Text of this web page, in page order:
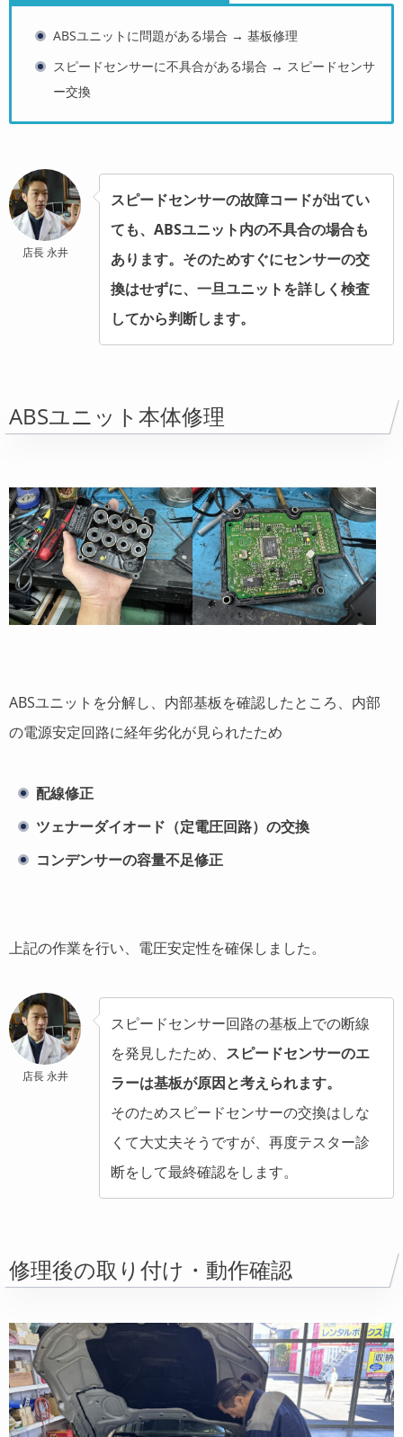
ABSユニットに問題がある場合 → 基板修理
スピードセンサーに不具合がある場合 → スピードセンサ
ー交換
店長 永井
スピードセンサーの故障コードが出てい
ても、ABSユニット内の不具合の場合も
あります。そのためすぐにセンサーの交
換はせずに、一旦ユニットを詳しく検査
してから判断します。
ABSユニット本体修理
ABSユニットを分解し、内部基板を確認したところ、内部
の電源安定回路に経年劣化が見られたため
配線修正
ツェナーダイオード（定電圧回路）の交換
コンデンサーの容量不足修正
上記の作業を行い、電圧安定性を確保しました。
店長 永井
スピードセンサー回路の基板上での断線
を発見したため、 スピードセンサーのエ
ラーは基板が原因と考えられます。
そのためスピードセンサーの交換はしな
くて大丈夫そうですが、再度テスター診
断をして最終確認をします。
修理後の取り付け・動作確認